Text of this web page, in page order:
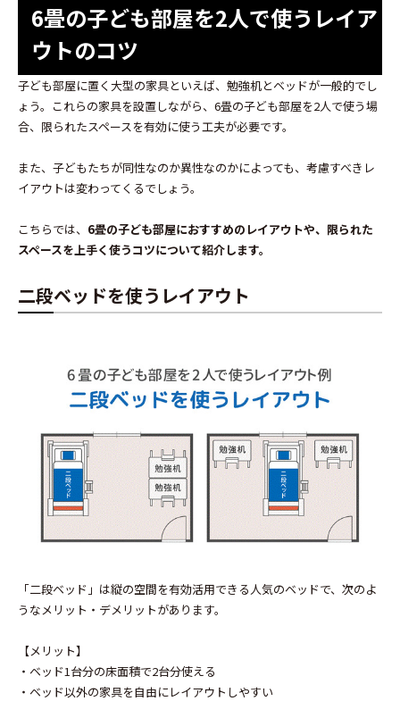
6畳の子ども部屋を2人で使うレイア
ウトのコツ
子ども部屋に置く大型の家具といえば、勉強机とベッドが一般的でし
ょう。これらの家具を設置しながら、6畳の子ども部屋を2人で使う場
合、限られたスペースを有効に使う工夫が必要です。
また、子どもたちが同性なのか異性なのかによっても、考慮すべきレ
イアウトは変わってくるでしょう。
こちらでは、 6畳の子ども部屋におすすめのレイアウトや、限られた
スペースを上手く使うコツについて紹介します。
二段ベッドを使うレイアウト
「二段ベッド」は縦の空間を有効活用できる人気のベッドで、次のよ
うなメリット・デメリットがあります。
【メリット】
・ベッド1台分の床面積で2台分使える
・ベッド以外の家具を自由にレイアウトしやすい